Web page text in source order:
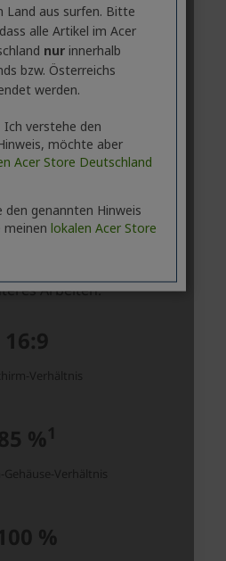
Land aus surfen. Bitte
alle Artikel im Acer
nur innerhalb
bzw. Österreichs
werden.
Ich verstehe den
möchte aber
Acer Store Deutschland
den genannten Hinweis
lokalen Acer Store